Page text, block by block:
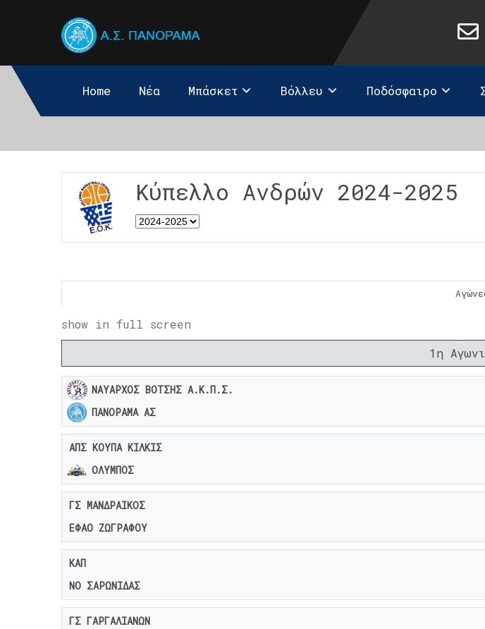
Home Νέα Μπάσκετ Βόλλευ Ποδόσφαιρο
Κύπελλο Ανδρών 2024-2025
show in full screen
1η
ΝΑΥΑΡΧΟΣ ΒΟΤΣΗΣ Α.Κ.Π.Σ.
ΠΑΝΟΡΑΜΑ ΑΣ
ΑΠΣ ΚΟΥΠΑ ΚΙΛΚΙΣ
ΟΛΥΜΠΟΣ
ΓΣ ΜΑΝΔΡΑΙΚΟΣ
ΕΦΑΟ ΖΩΓΡΑΦΟΥ
ΚΑΠ
ΝΟ ΣΑΡΩΝΙΔΑΣ
ΓΣ ΓΑΡΓΑΛΙΑΝΩΝ